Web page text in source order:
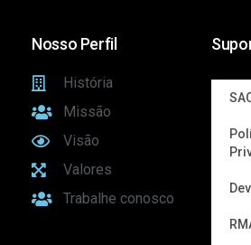
Nosso Perfil
História
Missão
Visão
Valores
Trabalhe conosco